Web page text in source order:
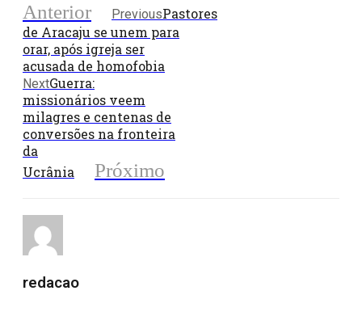
Anterior PreviousPastores
de Aracaju se unem para
orar, após igreja ser
acusada de homofobia
NextGuerra:
missionários veem
milagres e centenas de
conversões na fronteira
da
Ucrânia
Próximo
redacao